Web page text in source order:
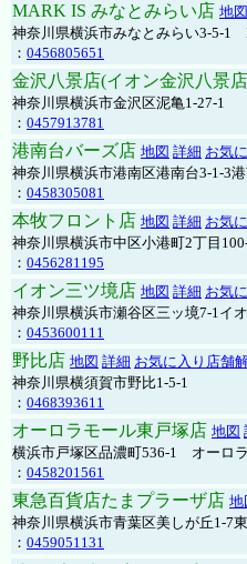
MARK IS みなとみらい店 地図
神奈川県横浜市みなとみらい3-5-1
： 0456805651
金沢八景店(イオン金沢八景
神奈川県横浜市金沢区泥亀1-27-1
： 0457913781
港南台バーズ店 地図 詳細 お気
神奈川県横浜市港南区港南台3-1-3
： 0458305081
本牧フロント店 地図 詳細 お気
神奈川県横浜市中区小港町2丁目
： 0456281195
イオン三ツ境店 地図 詳細 お気
神奈川県横浜市瀬谷区三ッ境7-1イ
： 0453600111
野比店 地図 詳細 お気に入り店舗
神奈川県横須賀市野比1-5-1
： 0468393611
オーロラモール東戸塚店 地図
横浜市戸塚区品濃町536-1 オーロ
： 0458201561
東急百貨店たまプラーザ店 地
神奈川県横浜市青葉区美しが丘1-7
： 0459051131